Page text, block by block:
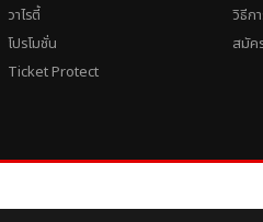
วาไรตี้
โปรโมชั่น
Ticket Protect
วิธีกา
สมัค